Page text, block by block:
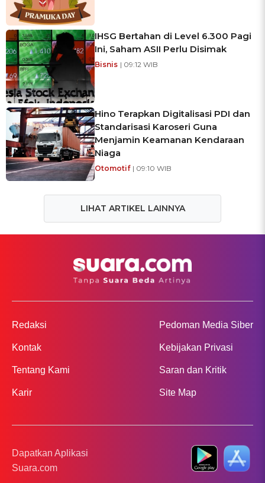
IHSG Bertahan di Level 6.300 Pagi
Ini, Saham ASII Perlu Disimak
Bisnis | 09:12 WIB
Hino Terapkan Digitalisasi PDI dan
Standarisasi Karoseri Guna
Menjamin Keamanan Kendaraan
Niaga
Otomotif | 09:10 WIB
LIHAT ARTIKEL LAINNYA
Redaksi
Kontak
Tentang Kami
Karir
Pedoman Media Siber
Kebijakan Privasi
Saran dan Kritik
Site Map
Dapatkan Aplikasi
Suara.com